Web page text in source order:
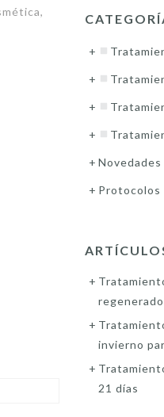
Novedades
Protocolos
invierno
21 días